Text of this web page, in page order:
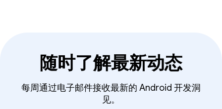
随时了解最新动态
每周通过电子邮件接收最新的 Android 开发洞
见。